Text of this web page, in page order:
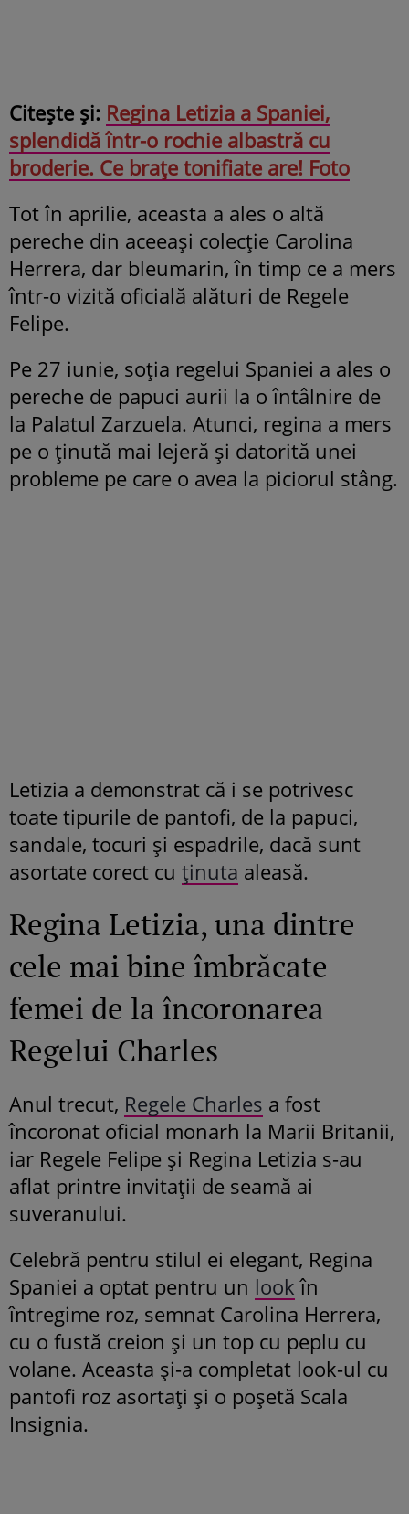
Citește și: Regina Letizia a Spaniei,
splendidă într-o rochie albastră cu
broderie. Ce brațe tonifiate are! Foto
Tot în aprilie, aceasta a ales o altă
pereche din aceeași colecție Carolina
Herrera, dar bleumarin, în timp ce a mers
într-o vizită oficială alături de Regele
Felipe.
Pe 27 iunie, soția regelui Spaniei a ales o
pereche de papuci aurii la o întâlnire de
la Palatul Zarzuela. Atunci, regina a mers
pe o ținută mai lejeră și datorită unei
probleme pe care o avea la piciorul stâng.
Letizia a demonstrat că i se potrivesc
toate tipurile de pantofi, de la papuci,
sandale, tocuri și espadrile, dacă sunt
asortate corect cu ținuta aleasă.
Regina Letizia, una dintre
cele mai bine îmbrăcate
femei de la încoronarea
Regelui Charles
Anul trecut, Regele Charles a fost
încoronat oficial monarh la Marii Britanii,
iar Regele Felipe și Regina Letizia s-au
aflat printre invitații de seamă ai
suveranului.
Celebră pentru stilul ei elegant, Regina
Spaniei a optat pentru un look în
întregime roz, semnat Carolina Herrera,
cu o fustă creion și un top cu peplu cu
volane. Aceasta și-a completat look-ul cu
pantofi roz asortați și o poșetă Scala
Insignia.